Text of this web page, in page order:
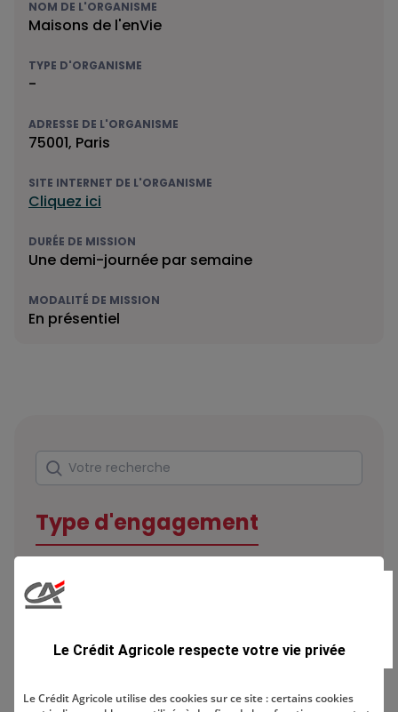
NOM DE L'ORGANISME
Maisons de l'enVie
TYPE D'ORGANISME
-
ADRESSE DE L'ORGANISME
75001, Paris
SITE INTERNET DE L'ORGANISME
Cliquez ici
DURÉE DE MISSION
Une demi-journée par semaine
MODALITÉ DE MISSION
En présentiel
Rechercher
Votre recherche
Type d'engagement
Le Crédit Agricole respecte votre vie privée
Le Crédit Agricole utilise des cookies sur ce site : certains cookies